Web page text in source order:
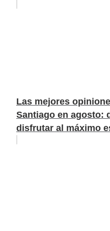
Las mejores
Santiago en agosto:
disfrutar al máximo